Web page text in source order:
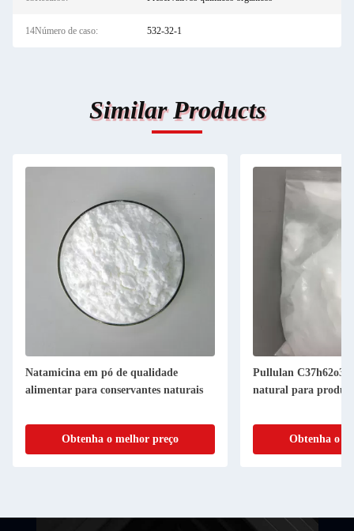
14Número de caso: 532-32-1
Similar Products
Natamicina em pó de qualidade
alimentar para conservantes naturais
Obtenha o melhor preço
Pullulan C37h62o30
natural para
Obtenha o